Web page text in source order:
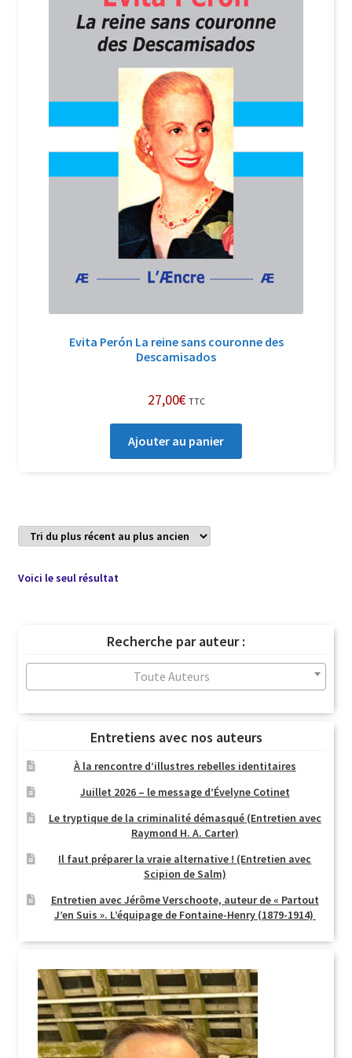
Login Customizer
Panier
Politique de confidentialité et cookies
Soutien à Philippe Randa
Suivi de la Commande
Evita Perón La reine sans couronne des
Descamisados
27,00€ TTC
Ajouter au panier
Voici le seul résultat
Recherche par auteur :
Toute Auteurs
Entretiens avec nos auteurs
À la rencontre d’illustres rebelles identitaires
Juillet 2026 – le message d’Évelyne Cotinet
Le tryptique de la criminalité démasqué (Entretien avec
Raymond H. A. Carter)
Il faut préparer la vraie alternative ! (Entretien avec
Scipion de Salm)
Entretien avec Jérôme Verschoote, auteur de « Partout
J’en Suis ». L’équipage de Fontaine-Henry (1879-1914)